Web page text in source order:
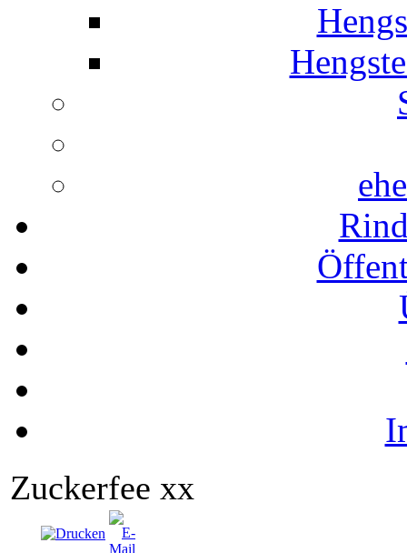
Zuckerfee xx